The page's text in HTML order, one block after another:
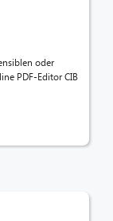
oder
PDF-Editor CIB